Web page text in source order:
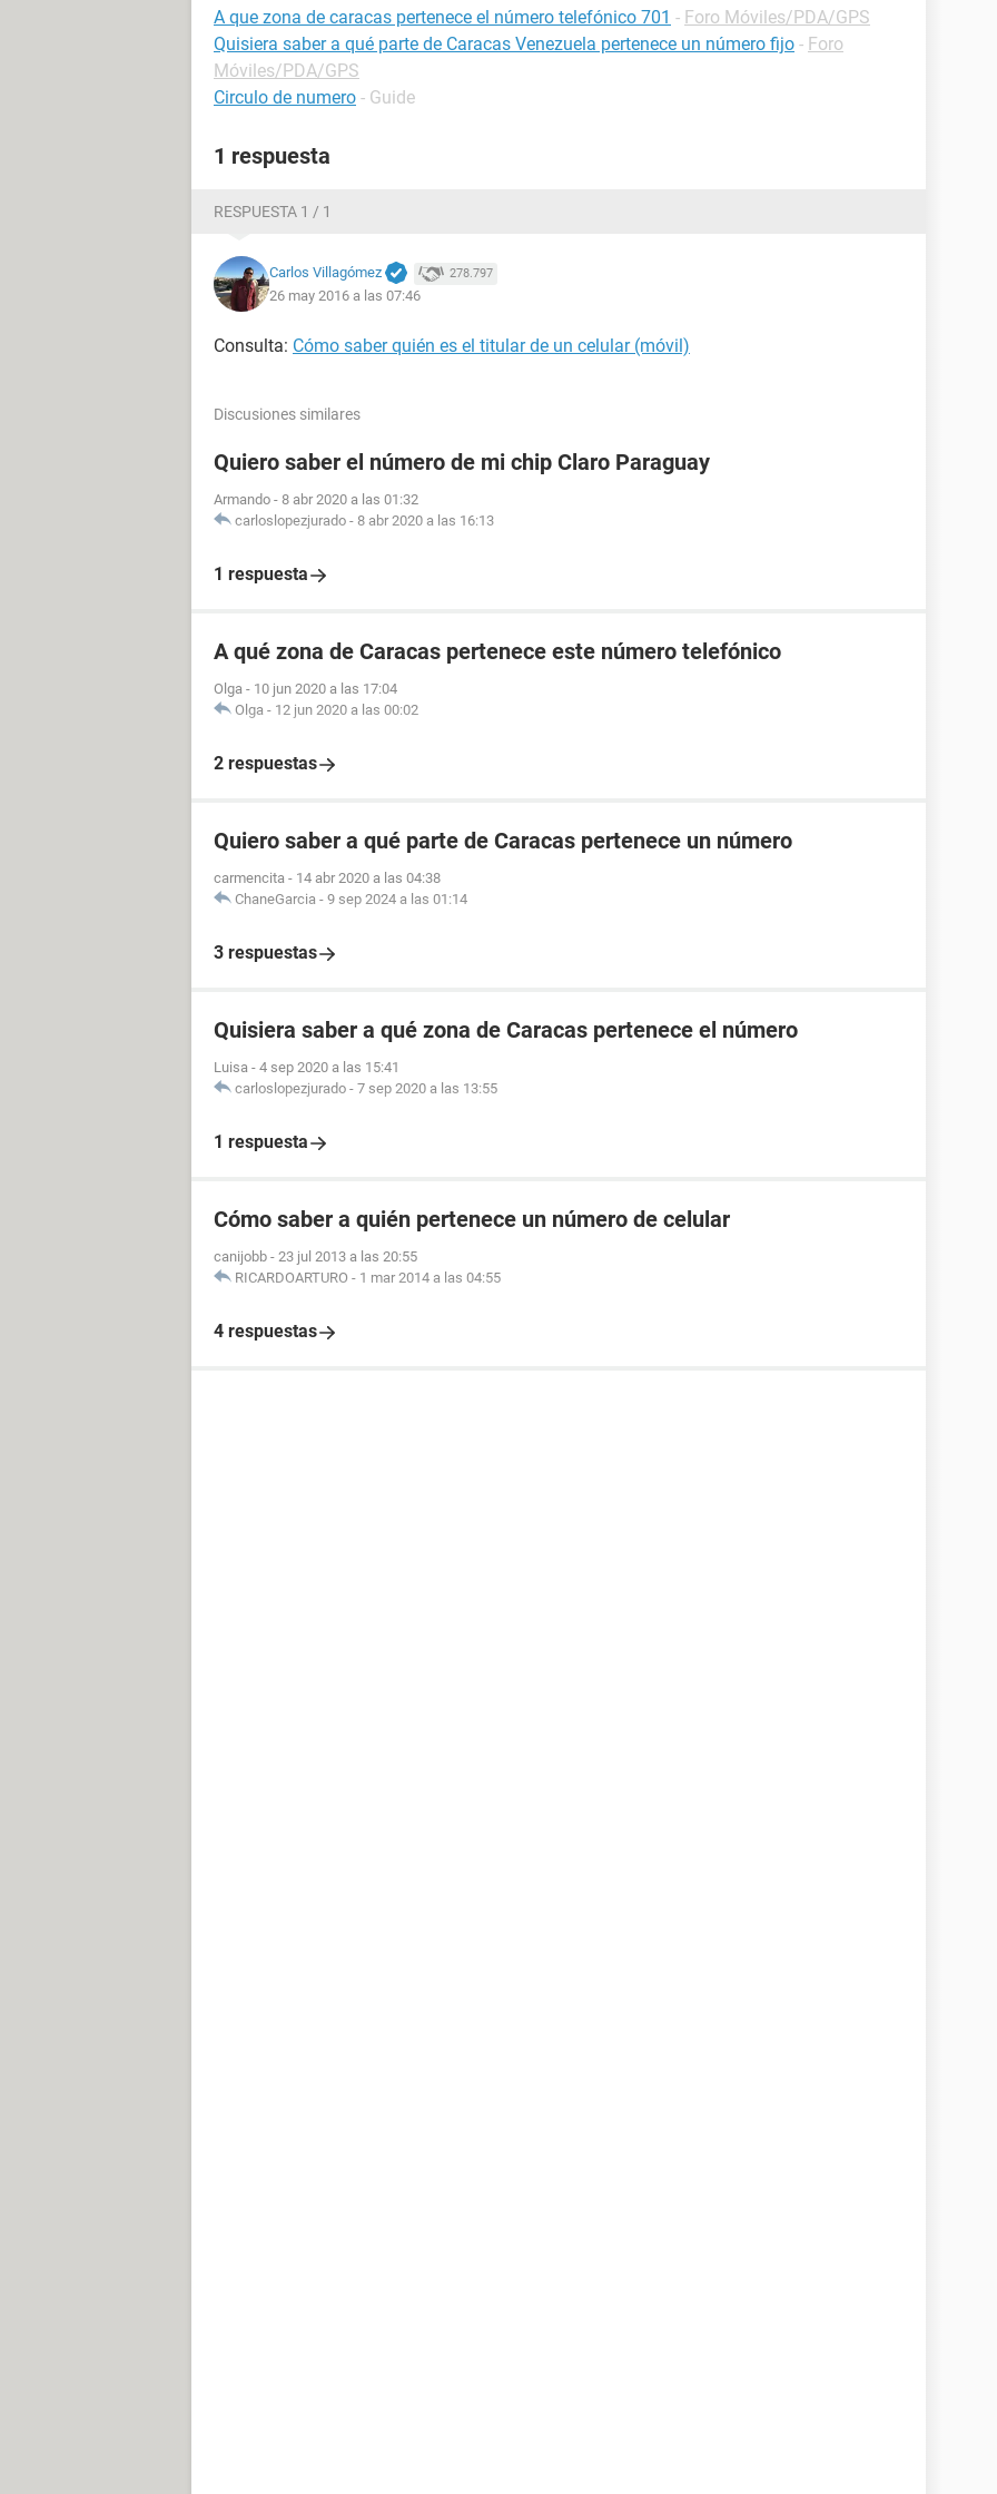
A que zona de caracas pertenece el número telefónico 701 - Foro Móviles/PDA/GPS
Quisiera saber a qué parte de Caracas Venezuela pertenece un número fijo - Foro
Móviles/PDA/GPS
Circulo de numero - Guide
1 respuesta
RESPUESTA 1 / 1
Carlos Villagómez 278.797
26 may 2016 a las 07:46
Consulta: Cómo saber quién es el titular de un celular (móvil)
Discusiones similares
Quiero saber el número de mi chip Claro Paraguay
Armando - 8 abr 2020 a las 01:32
carloslopezjurado - 8 abr 2020 a las 16:13
1 respuesta
A qué zona de Caracas pertenece este número telefónico
Olga - 10 jun 2020 a las 17:04
Olga - 12 jun 2020 a las 00:02
2 respuestas
Quiero saber a qué parte de Caracas pertenece un número
carmencita - 14 abr 2020 a las 04:38
ChaneGarcia - 9 sep 2024 a las 01:14
3 respuestas
Quisiera saber a qué zona de Caracas pertenece el número
Luisa - 4 sep 2020 a las 15:41
carloslopezjurado - 7 sep 2020 a las 13:55
1 respuesta
Cómo saber a quién pertenece un número de celular
canijobb - 23 jul 2013 a las 20:55
RICARDOARTURO - 1 mar 2014 a las 04:55
4 respuestas